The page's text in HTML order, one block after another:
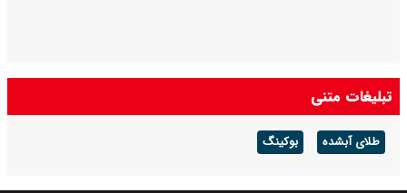
تبلیغات متنی
طلای آبشده بوکینگ